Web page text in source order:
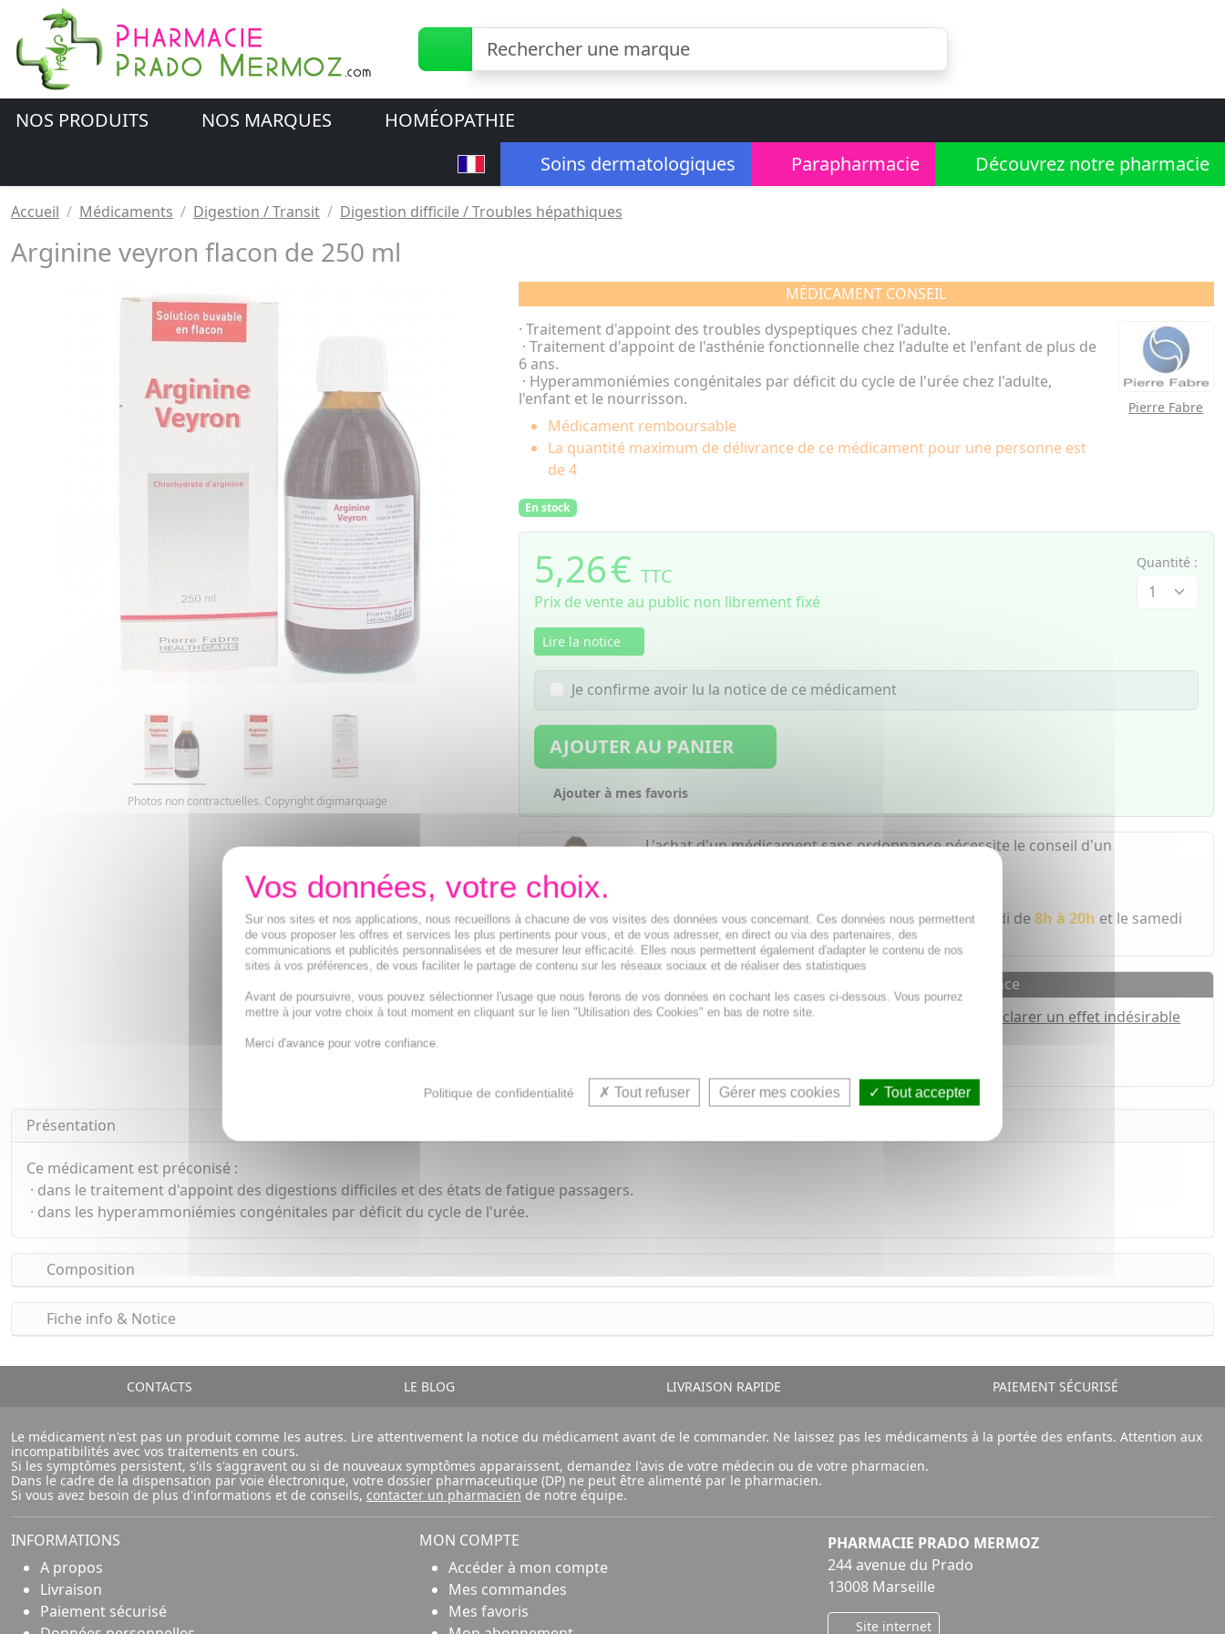
NOS PRODUITS NOS MARQUES
HOMÉOPATHIE
Soins dermatologiques
Parapharmacie Découvrez notre pharmacie
Accueil Médicaments Digestion / Transit Digestion difficile / Troubles hépathiques
Arginine veyron flacon de 250 ml
Photos non contractuelles. Copyright digimarquage
MÉDICAMENT CONSEIL
· Traitement d'appoint des troubles dyspeptiques chez l'adulte.
· Traitement d'appoint de l'asthénie fonctionnelle chez l'adulte et l'enfant de plus de
6 ans.
· Hyperammoniémies congénitales par déficit du cycle de l'urée chez l'adulte,
l'enfant et le nourrisson.
Médicament remboursable
La quantité maximum de délivrance de ce médicament pour une personne est
de 4
En stock
Pierre Fabre
5,26€ TTC
Prix de vente au public non librement fixé
Quantité :
Lire la notice
Je confirme avoir lu la notice de ce médicament
AJOUTER AU PANIER
Ajouter à mes favoris
L'achat d'un médicament sans ordonnance nécessite le conseil d'un
Notre équipe est à votre écoute du lundi au vendredi de 8h à 20h et le samedi
de8h à 19h30.
Médicaments d'origineCERTIFIÉE
Pharmacovigilance
Déclarer un effet indésirable
Présentation
Ce médicament est préconisé :
· dans le traitement d'appoint des digestions difficiles et des états de fatigue passagers.
· dans les hyperammoniémies congénitales par déficit du cycle de l'urée.
Composition
Fiche info & Notice
CONTACTS LE BLOG LIVRAISON RAPIDE PAIEMENT SÉCURISÉ
Le médicament n'est pas un produit comme les autres. Lire attentivement la notice du médicament avant de le commander. Ne laissez pas les médicaments à la portée des enfants. Attention aux
incompatibilités avec vos traitements en cours.
Si les symptômes persistent, s'ils s'aggravent ou si de nouveaux symptômes apparaissent, demandez l'avis de votre médecin ou de votre pharmacien.
Dans le cadre de la dispensation par voie électronique, votre dossier pharmaceutique (DP) ne peut être alimenté par le pharmacien.
Si vous avez besoin de plus d'informations et de conseils, contacter un pharmacien de notre équipe.
INFORMATIONS
A propos
Livraison
Paiement sécurisé
MON COMPTE
Accéder à mon compte
Mes commandes
Mes favoris
PHARMACIE PRADO MERMOZ
244 avenue du Prado
13008 Marseille
Site internet
Sur nos sites et nos applications, nous recueillons à chacune de vos visites des données vous concernant. Ces données nous permettent
de vous proposer les offres et services les plus pertinents pour vous, et de vous adresser, en direct ou via des partenaires, des
communications et publicités personnalisées et de mesurer leur efficacité. Elles nous permettent également d'adapter le contenu de nos
sites à vos préférences, de vous faciliter le partage de contenu sur les réseaux sociaux et de réaliser des statistiques
Avant de poursuivre, vous pouvez sélectionner l'usage que nous ferons de vos données en cochant les cases ci-dessous. Vous pourrez
mettre à jour votre choix à tout moment en cliquant sur le lien "Utilisation des Cookies" en bas de notre site.
Merci d'avance pour votre confiance.
Politique de confidentialité Tout refuser Gérer mes cookies Tout accepter